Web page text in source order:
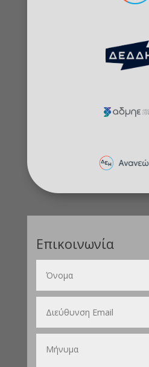
Επικοινωνία